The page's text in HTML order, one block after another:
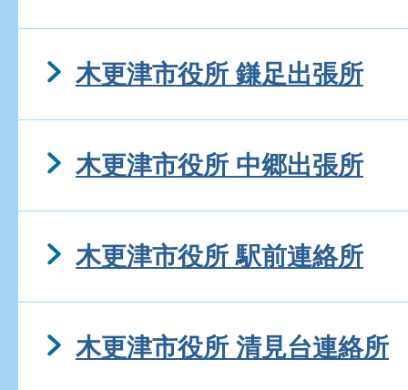
木更津市役所 鎌足出張所
木更津市役所 中郷出張所
木更津市役所 駅前連絡所
木更津市役所 清見台連絡所